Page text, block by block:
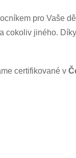
pro Vaše
cokoliv jiného.
certifikované v